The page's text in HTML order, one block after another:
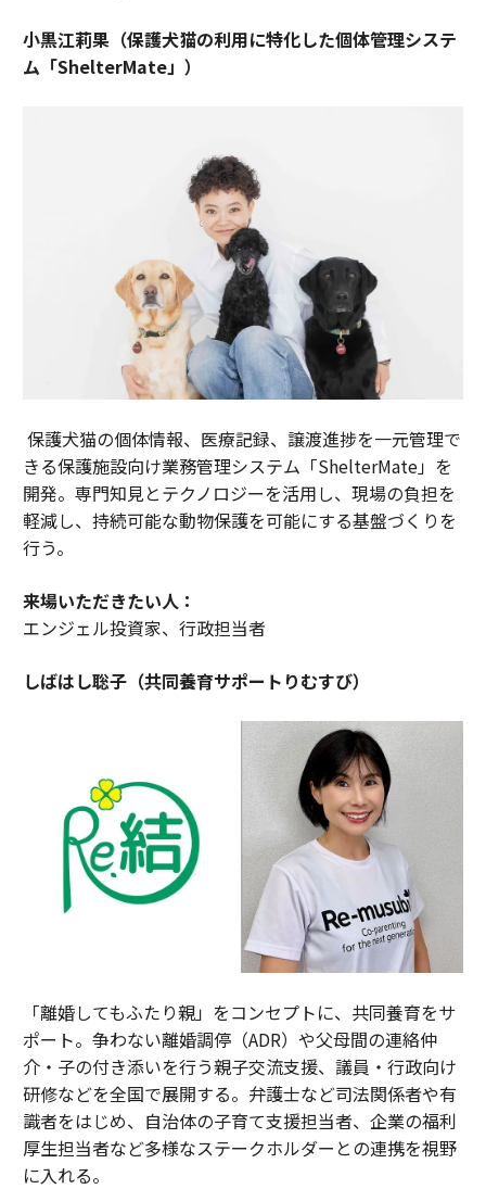
小黒江莉果（保護犬猫の利用に特化した個体管理システ
ム「ShelterMate」）
保護犬猫の個体情報、医療記録、譲渡進捗を一元管理で
きる保護施設向け業務管理システム「ShelterMate」を
開発。専門知見とテクノロジーを活用し、現場の負担を
軽減し、持続可能な動物保護を可能にする基盤づくりを
行う。
来場いただきたい人：
エンジェル投資家、行政担当者
しばはし聡子（共同養育サポートりむすび）
「離婚してもふたり親」をコンセプトに、共同養育をサ
ポート。争わない離婚調停（ADR）や父母間の連絡仲
介・子の付き添いを行う親子交流支援、議員・行政向け
研修などを全国で展開する。弁護士など司法関係者や有
識者をはじめ、自治体の子育て支援担当者、企業の福利
厚生担当者など多様なステークホルダーとの連携を視野
に入れる。